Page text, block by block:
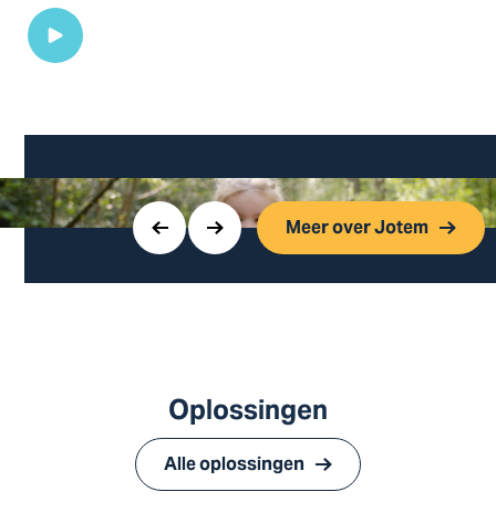
Meer over Jotem
Oplossingen
Alle oplossingen